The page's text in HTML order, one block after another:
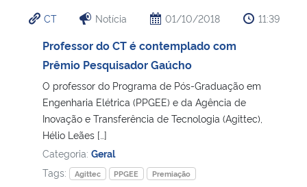
Controladoria-Geral da União
Ministério da Mulher, da Família e dos Direitos Humanos
Secretaria-Geral
Secretaria de Governo
CT Notícia 01/10/2018 11:39
Professor do CT é contemplado com
Prêmio Pesquisador Gaúcho
O professor do Programa de Pós-Graduação em
Engenharia Elétrica (PPGEE) e da Agência de
Inovação e Transferência de Tecnologia (Agittec),
Hélio Leães […]
Categoria: Geral
Tags:
Agittec PPGEE Premiação